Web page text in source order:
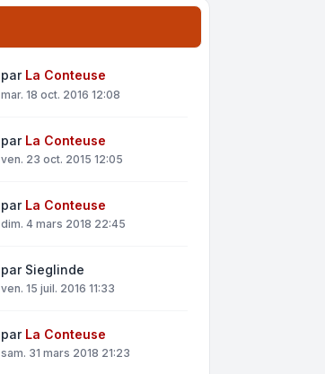
par La Conteuse
mar. 18 oct. 2016 12:08
par La Conteuse
ven. 23 oct. 2015 12:05
par La Conteuse
dim. 4 mars 2018 22:45
par Sieglinde
ven. 15 juil. 2016 11:33
par La Conteuse
sam. 31 mars 2018 21:23